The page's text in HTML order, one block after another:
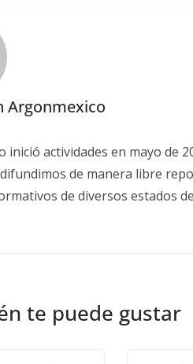
Argonmexico
inició actividades en mayo de
de manera libre
de diversos estados
te puede gustar